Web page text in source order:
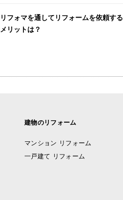
リフォマを通してリフォームを依頼する
メリットは？
建物のリフォーム
マンション リフォーム
一戸建て リフォーム